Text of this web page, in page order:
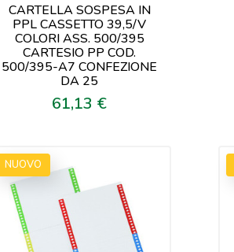
CARTELLA SOSPESA IN
PPL CASSETTO 39,5/V
COLORI ASS. 500/395
CARTESIO PP COD.
500/395-A7 CONFEZIONE
DA 25
Prezzo
61,13 €
NUOVO